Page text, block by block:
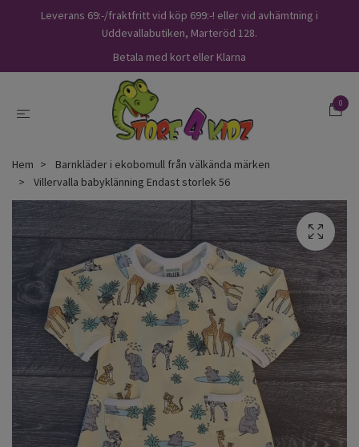
Leverans 69:-/fraktfritt vid köp 699:-! eller vid avhämtning i
Uddevallabutiken, Marteröd 128.
Betala med kort eller Klarna
0
Hem
Barnkläder i ekobomull från välkända märken
Villervalla babyklänning Endast storlek 56